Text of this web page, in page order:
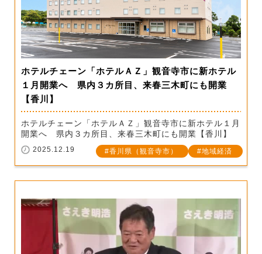
ホテルチェーン「ホテルＡＺ」観音寺市に新ホテル
１月開業へ 県内３カ所目、来春三木町にも開業
【香川】
ホテルチェーン「ホテルＡＺ」観音寺市に新ホテル１月
開業へ 県内３カ所目、来春三木町にも開業【香川】
2025.12.19 香川県（観音寺市） 地域経済